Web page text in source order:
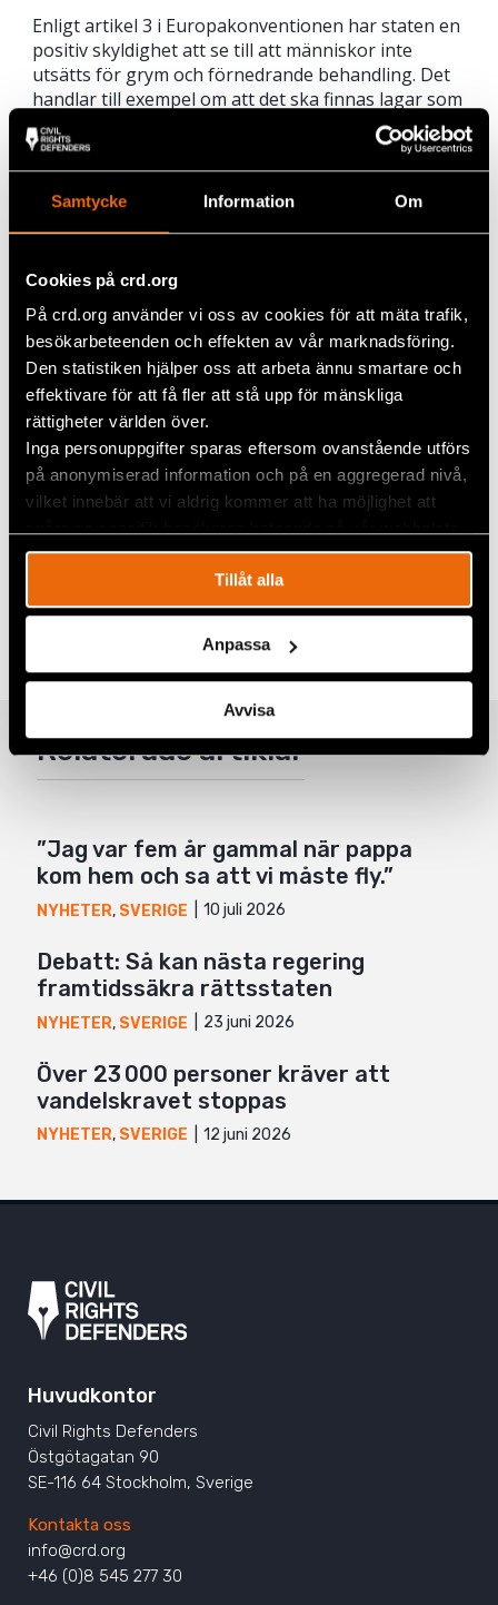
Samtycke Information Om
Cookies på crd.org
På crd.org använder vi oss av cookies för att mäta trafik,
besökarbeteenden och effekten av vår marknadsföring.
Den statistiken hjälper oss att arbeta ännu smartare och
effektivare för att få fler att stå upp för mänskliga
rättigheter världen över.
Inga personuppgifter sparas eftersom ovanstående utförs
på anonymiserad information och på en aggregerad nivå,
vilket innebär att vi aldrig kommer att ha möjlighet att
Tillåt alla
Anpassa
Avvisa
Enligt artikel 3 i Europakonventionen har staten en
positiv skyldighet att se till att människor inte
utsätts för grym och förnedrande behandling. Det
handlar till exempel om att det ska finnas lagar som
reglerar när och om någon form av våld får
användas, men också att se till att organisera
verksamheten på sätt som förebygger och
bekämpar övergrepp av olika slag, både från andra
att det i övrigt råder humana förhållanden för de
som exempelvis är frihetsberövade. I detta fall har
Kriminalvården misslyckats att upprätthålla hans
rättigheter samt inte säkerställt tillräckligt skydd
från våld och kränkningar. Civil Rights Defenders
stämmer nu staten och kräver skadestånd för den
kränkande behandlingen han har utsatts för under
sin tid som frihetsberövad.
Läs mer om frihetsberövades rättigheterhär.
Twitter
Mail
Relaterade artiklar
”Jag var fem år gammal när pappa
kom hem och sa att vi måste fly.”
NYHETER, SVERIGE 10 juli 2026
Debatt: Så kan nästa regering
framtidssäkra rättsstaten
NYHETER, SVERIGE 23 juni 2026
Över 23 000 personer kräver att
vandelskravet stoppas
NYHETER, SVERIGE 12 juni 2026
Huvudkontor
Civil Rights Defenders
Östgötagatan 90
SE-116 64 Stockholm, Sverige
Kontakta oss
info@crd.org
+46 (0)8 545 277 30